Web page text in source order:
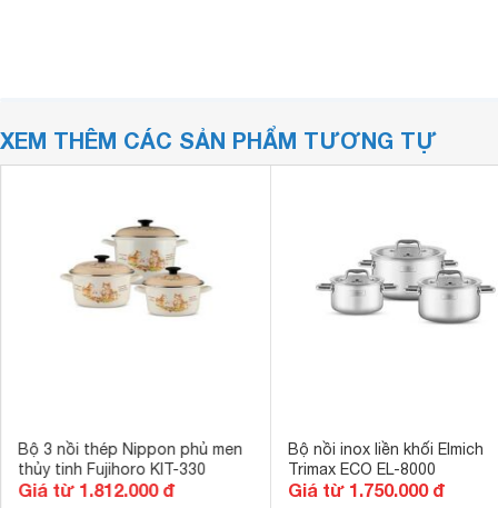
XEM THÊM CÁC SẢN PHẨM TƯƠNG TỰ
Bộ 3 nồi thép Nippon phủ men
thủy tinh Fujihoro KIT-330
Giá từ 1.812.000 đ
Bộ nồi inox liền khối Elmich
Trimax ECO EL-8000
Giá từ 1.750.000 đ